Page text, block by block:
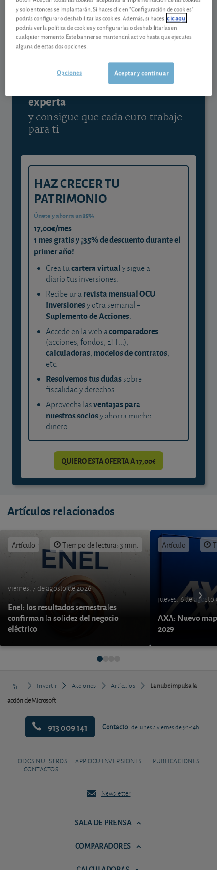
07/08/2026 Nasdaq
Ver detalladamente
experta
y consigue que cada euro trabaje
para ti
HAZ CRECER TU
PATRIMONIO
Únete y ahorra un 35%
17,00€/mes
1 mes gratis y ¡35% de descuento durante el
primer año!
Crea tucartera virtualy sigue a
diario tus inversiones.
Recibe unarevista mensual OCU
Inversionesy otra semanal +
Suplemento de Acciones.
Accede en la web acomparadores
(acciones, fondos, ETF...),
calculadoras, modelos de contratos,
etc.
Resolvemos tus dudassobre
fiscalidad y derechos.
Aprovecha lasventajas para
nuestros sociosy ahorra mucho
dinero.
QUIERO ESTA OFERTA A 17,00€
Artículos relacionados
Artículo Tiempo de lectura: 3 min.
viernes, 7 de agosto de 2026
Enel: los resultados semestrales
confirman la solidez del negocio
eléctrico
Artículo
jueves, 6 de agosto
AXA: Nuevo
2029
Invertir Acciones Artículos
La nube impulsa la
acción de Microsoft
913 009 141 Contacto de lunes a viernes de 9h-14h
TODOS NUESTROS
CONTACTOS
APP OCU INVERSIONES PUBLICACIONES
Newsletter
SALA DE PRENSA
COMPARADORES
y solo entonces se implantarán. Si haces clic en "Configuración de cookies"
podrás configurar o deshabilitar las cookies. Además, si haces clic aquí
podrás ver la política de cookies y configurarlas o deshabilitarlas en
cualquier momento. Este banner se mantendrá activo hasta que ejecutes
alguna de estas dos opciones.
Aceptar y continuar
Opciones